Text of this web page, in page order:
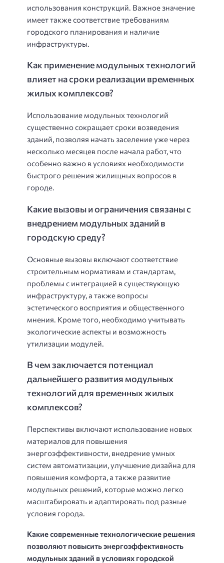
использования конструкций. Важное значение
имеет также соответствие требованиям
городского планирования и наличие
инфраструктуры.
Как применение модульных технологий
влияет на сроки реализации временных
жилых комплексов?
Использование модульных технологий
существенно сокращает сроки возведения
зданий, позволяя начать заселение уже через
несколько месяцев после начала работ, что
особенно важно в условиях необходимости
быстрого решения жилищных вопросов в
городе.
Какие вызовы и ограничения связаны с
внедрением модульных зданий в
городскую среду?
Основные вызовы включают соответствие
строительным нормативам и стандартам,
проблемы с интеграцией в существующую
инфраструктуру, а также вопросы
эстетического восприятия и общественного
мнения. Кроме того, необходимо учитывать
экологические аспекты и возможность
утилизации модулей.
В чем заключается потенциал
дальнейшего развития модульных
технологий для временных жилых
комплексов?
Перспективы включают использование новых
материалов для повышения
энергоэффективности, внедрение умных
систем автоматизации, улучшение дизайна для
повышения комфорта, а также развитие
модульных решений, которые можно легко
масштабировать и адаптировать под разные
условия города.
Какие современные технологические решения
позволяют повысить энергоэффективность
модульных зданий в условиях городской